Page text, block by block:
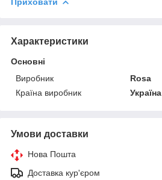
Характеристики
Основні
Виробник
Rosa
Країна виробник
Україна
Умови доставки
Нова Пошта
Доставка кур'єром